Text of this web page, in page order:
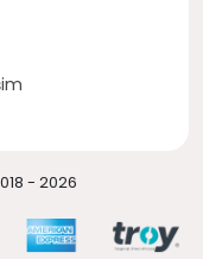
- 2026